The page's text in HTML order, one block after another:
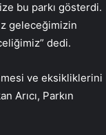
bu parkı gösterdi.
geleceğimizin
dedi.
ve eksikliklerini
Arıcı, Parkın